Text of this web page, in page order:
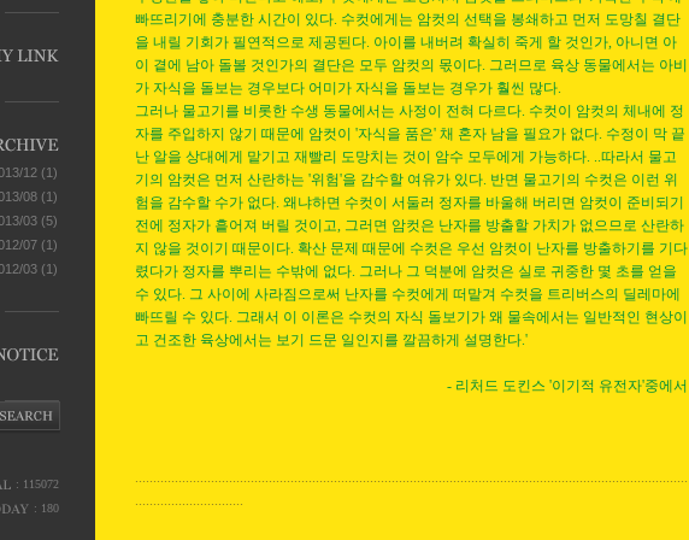
빠뜨리기에 충분한 시간이 있다. 수컷에게는 암컷의 선택을 봉쇄하고 먼저 도망칠 결단
을 내릴 기회가 필연적으로 제공된다. 아이를 내버려 확실히 죽게 할 것인가, 아니면 아
이 곁에 남아 돌볼 것인가의 결단은 모두 암컷의 몫이다. 그러므로 육상 동물에서는 아비
가 자식을 돌보는 경우보다 어미가 자식을 돌보는 경우가 훨씬 많다.
그러나 물고기를 비롯한 수생 동물에서는 사정이 전혀 다르다. 수컷이 암컷의 체내에 정
자를 주입하지 않기 때문에 암컷이 '자식을 품은' 채 혼자 남을 필요가 없다. 수정이 막 끝
난 알을 상대에게 맡기고 재빨리 도망치는 것이 암수 모두에게 가능하다. ..따라서 물고
기의 암컷은 먼저 산란하는 '위험'을 감수할 여유가 있다. 반면 물고기의 수컷은 이런 위
험을 감수할 수가 없다. 왜냐하면 수컷이 서둘러 정자를 바울해 버리면 암컷이 준비되기
전에 정자가 흩어져 버릴 것이고, 그러면 암컷은 난자를 방출할 가치가 없으므로 산란하
지 않을 것이기 때문이다. 확산 문제 때문에 수컷은 우선 암컷이 난자를 방출하기를 기다
렸다가 정자를 뿌리는 수밖에 없다. 그러나 그 덕분에 암컷은 실로 귀중한 몇 초를 얻을
수 있다. 그 사이에 사라짐으로써 난자를 수컷에게 떠맡겨 수컷을 트리버스의 딜레마에
빠뜨릴 수 있다. 그래서 이 이론은 수컷의 자식 돌보기가 왜 물속에서는 일반적인 현상이
고 건조한 육상에서는 보기 드문 일인지를 깔끔하게 설명한다.'
- 리처드 도킨스 '이기적 유전자'중에서
.........................................................................................................................................................
..............................
12 (1)
08 (1)
03 (5)
07 (1)
03 (1)
: 115072
: 180